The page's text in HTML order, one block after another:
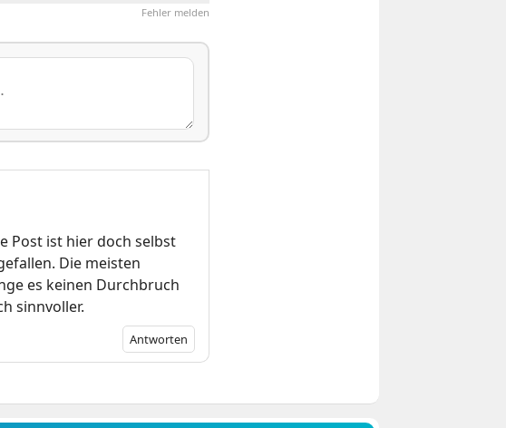
Fehler melden
Post ist hier doch selbst
Die meisten
es keinen Durchbruch
sinnvoller.
Antworten